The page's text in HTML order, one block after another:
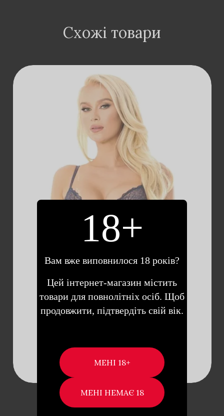
Схожі товари
ДОДАТИ В
КОШИК
SOFTLINE CAMILA –
18+
Вам вже виповнилося 18 років?
Цей інтернет-магазин містить
товари для повнолітніх осіб. Щоб
продовжити, підтвердіть свій вік.